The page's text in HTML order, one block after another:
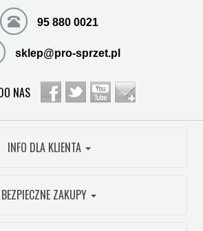
95 880 0021
sklep@pro-sprzet.pl
NAS
INFO DLA KLIENTA
BEZPIECZNE ZAKUPY